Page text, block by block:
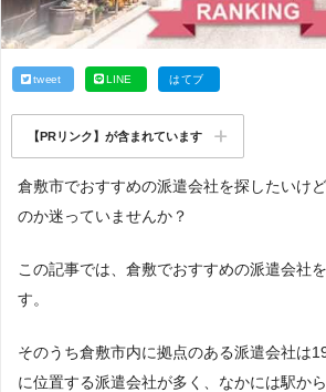
tweet LINE はてブ
【PRリンク】が含まれています
倉敷市でおすすめの派遣会社を探したいけ
のか迷っていませんか？
この記事では、倉敷でおすすめの派遣会社
す。
そのうち倉敷市内に拠点のある派遣会社は
に位置する派遣会社が多く、なかには駅か